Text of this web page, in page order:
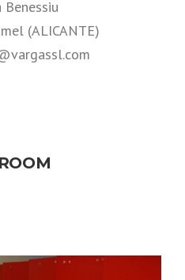
(ALICANTE)